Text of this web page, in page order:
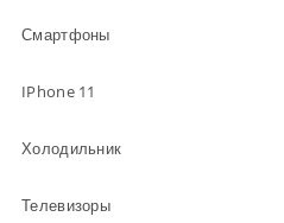
Смартфоны
IPhone 11
Холодильник
Телевизоры